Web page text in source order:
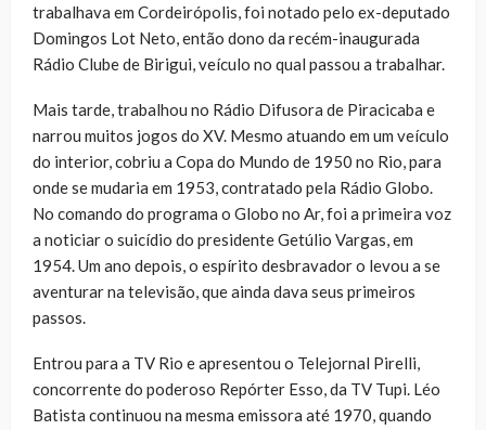
trabalhava em Cordeirópolis, foi notado pelo ex-deputado
Domingos Lot Neto, então dono da recém-inaugurada
Rádio Clube de Birigui, veículo no qual passou a trabalhar.
Mais tarde, trabalhou no Rádio Difusora de Piracicaba e
narrou muitos jogos do XV. Mesmo atuando em um veículo
do interior, cobriu a Copa do Mundo de 1950 no Rio, para
onde se mudaria em 1953, contratado pela Rádio Globo.
No comando do programa o Globo no Ar, foi a primeira voz
a noticiar o suicídio do presidente Getúlio Vargas, em
1954. Um ano depois, o espírito desbravador o levou a se
aventurar na televisão, que ainda dava seus primeiros
passos.
Entrou para a TV Rio e apresentou o Telejornal Pirelli,
concorrente do poderoso Repórter Esso, da TV Tupi. Léo
Batista continuou na mesma emissora até 1970, quando